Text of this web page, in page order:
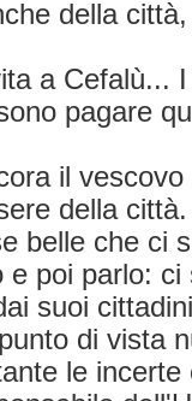
della
a Cefalù...
pagare
il
della
belle che ci
poi parlo: ci
suoi
di vista
le incerte